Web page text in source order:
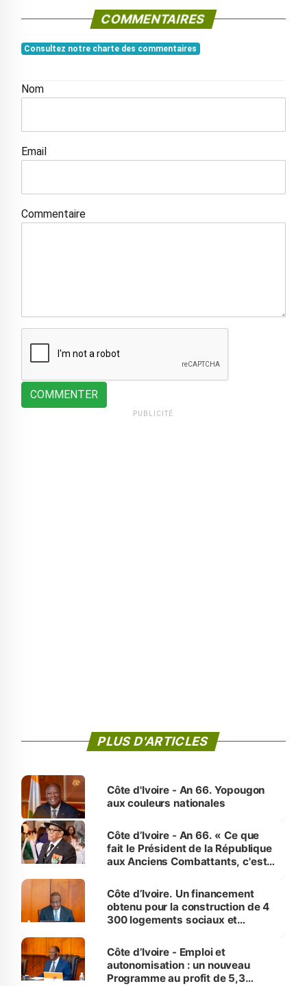
COMMENTAIRES
Consultez notre charte des commentaires
Nom
Email
Commentaire
COMMENTER
PUBLICITÉ
PLUS D'ARTICLES
Côte d'Ivoire - An 66. Yopougon
aux couleurs nationales
Côte d’Ivoire - An 66. « Ce que
fait le Président de la République
aux Anciens Combattants, c'est
Côte d’Ivoire. Un financement
obtenu pour la construction de 4
300 logements sociaux et
et Yamoussoukro
Côte d’Ivoire - Emploi et
autonomisation : un nouveau
Programme au profit de 5,3